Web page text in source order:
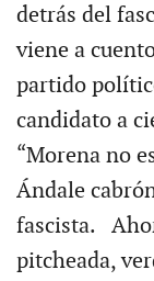
detrás del
viene a
partido
candidato a
“Morena no
Ándale
fascista.
pitcheada,